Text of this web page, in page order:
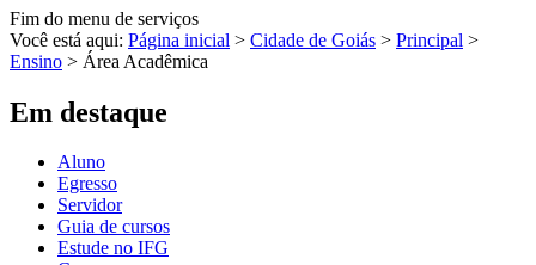
Fim do menu de serviços
Você está aqui: Página inicial > Cidade de Goiás > Principal >
Ensino > Área Acadêmica
Em destaque
Aluno
Egresso
Servidor
Guia de cursos
Estude no IFG